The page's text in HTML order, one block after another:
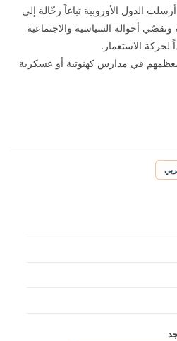
الدول الأوروبية تباعاً رحّالة إلى
أحواله السياسية والاجتماعية
لحركة الاستعمار.
في مدارس كهنوتية أو عسكرية